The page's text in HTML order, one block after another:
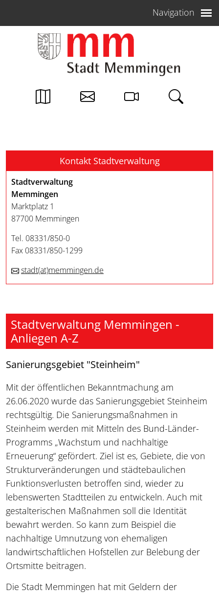
Navigation
Kontakt Stadtverwaltung
Stadtverwaltung
Memmingen
Marktplatz 1
87700 Memmingen
Tel. 08331/850-0
Fax 08331/850-1299
stadt(at)memmingen.de
Stadtverwaltung Memmingen -
Anliegen A-Z
Sanierungsgebiet "Steinheim"
Mit der öffentlichen Bekanntmachung am
26.06.2020 wurde das Sanierungsgebiet Steinheim
rechtsgültig. Die Sanierungsmaßnahmen in
Steinheim werden mit Mitteln des Bund-Länder-
Programms „Wachstum und nachhaltige
Erneuerung“ gefördert. Ziel ist es, Gebiete, die von
Strukturveränderungen und städtebaulichen
Funktionsverlusten betroffen sind, wieder zu
lebenswerten Stadtteilen zu entwickeln. Auch mit
gestalterischen Maßnahmen soll die Identität
bewahrt werden. So kann zum Beispiel die
nachhaltige Umnutzung von ehemaligen
landwirtschaftlichen Hofstellen zur Belebung der
Ortsmitte beitragen.
Die Stadt Memmingen hat mit Geldern der